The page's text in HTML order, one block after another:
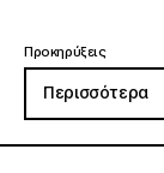
Προκηρύξεις
Περισσότερα